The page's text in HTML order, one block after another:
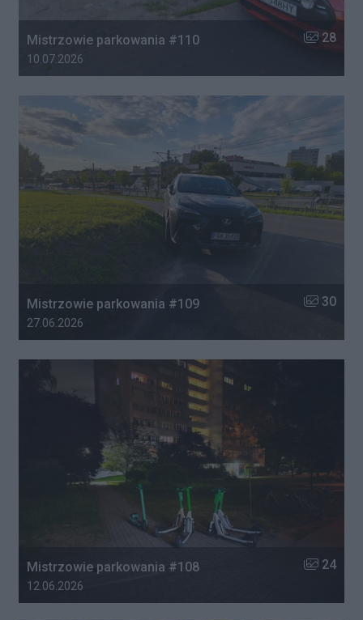
Mistrzowie parkowania #110 Liczba
28
Data dodania galerii:
10.07.2026
Mistrzowie parkowania #109 Liczba
30
Data dodania galerii:
27.06.2026
Mistrzowie parkowania #108 Liczba
24
Data dodania galerii:
12.06.2026